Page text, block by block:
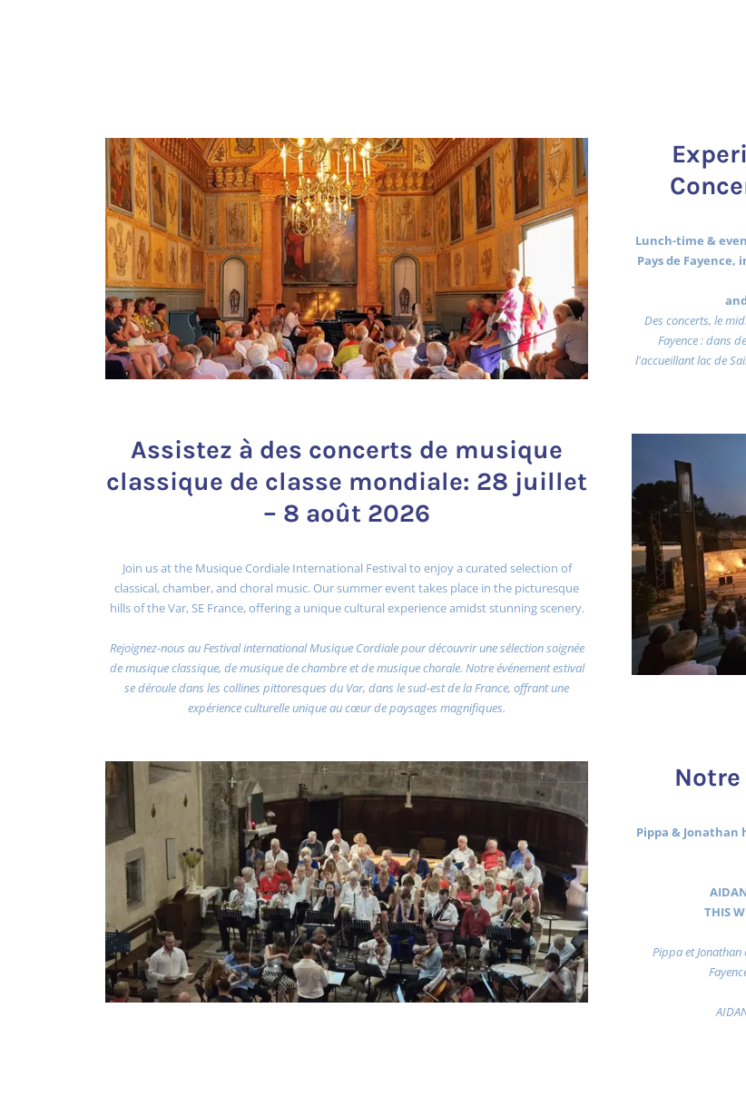
Lunch-time &
Pays de
Des concerts, le
Fayence : dans
l'accueillant lac de
Assistez à des concerts de musique
classique de classe mondiale: 28 juillet
– 8 août 2026
Join us at the Musique Cordiale International Festival to enjoy a curated selection of
classical, chamber, and choral music. Our summer event takes place in the picturesque
hills of the Var, SE France, offering a unique cultural experience amidst stunning scenery.
Rejoignez-nous au Festival international Musique Cordiale pour découvrir une sélection soignée
de musique classique, de musique de chambre et de musique chorale. Notre événement estival
se déroule dans les collines pittoresques du Var, dans le sud-est de la France, offrant une
expérience culturelle unique au cœur de paysages magnifiques.
Pippa & Jonathan
THIS
Pippa et